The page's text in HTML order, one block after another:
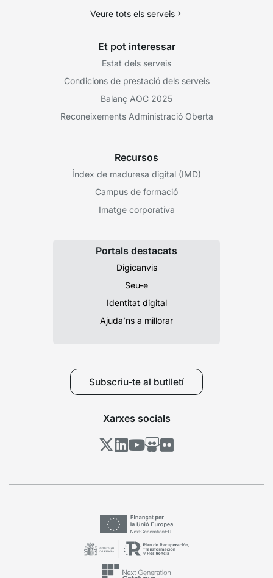
Veure tots els serveis
Et pot interessar
Estat dels serveis
Condicions de prestació dels serveis
Balanç AOC 2025
Reconeixements Administració Oberta
Recursos
Índex de maduresa digital (IMD)
Campus de formació
Imatge corporativa
Portals destacats
Digicanvis
Seu-e
Identitat digital
Ajuda’ns a millorar
Subscriu-te al butlletí
Xarxes socials